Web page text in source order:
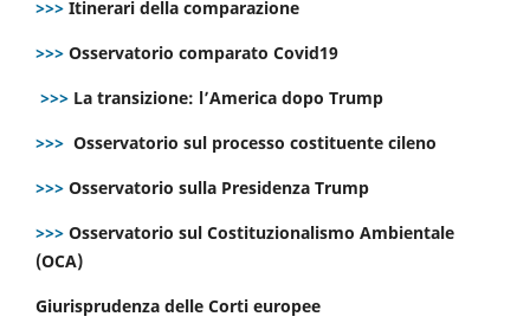
>>> Itinerari della comparazione
>>> Osservatorio comparato Covid19
>>> La transizione: l’America dopo Trump
>>> Osservatorio sul processo costituente cileno
>>> Osservatorio sulla Presidenza Trump
>>> Osservatorio sul Costituzionalismo Ambientale
(OCA)
Giurisprudenza delle Corti europee